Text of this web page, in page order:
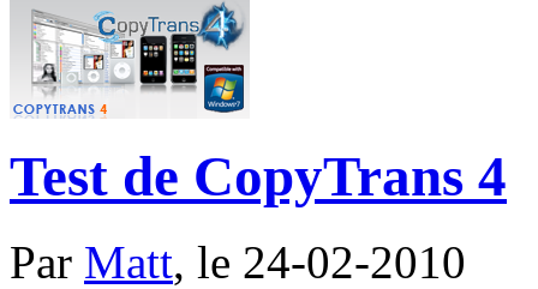
Test de CopyTrans 4
Par Matt, le 24-02-2010